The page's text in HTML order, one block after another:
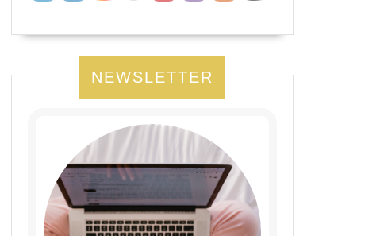
NEWSLETTER